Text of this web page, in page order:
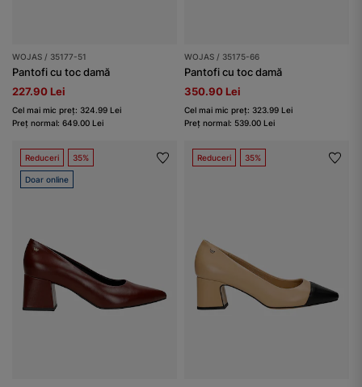
WOJAS / 35177-51
Pantofi cu toc damă
227.90 Lei
Cel mai mic preț: 324.99 Lei
Preț normal: 649.00 Lei
WOJAS / 35175-66
Pantofi cu toc damă
350.90 Lei
Cel mai mic preț: 323.99 Lei
Preț normal: 539.00 Lei
Reduceri 35%
Doar online
Reduceri 35%